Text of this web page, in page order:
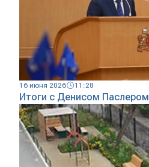
16 июня 2026 11:28
Итоги с Денисом Паслером